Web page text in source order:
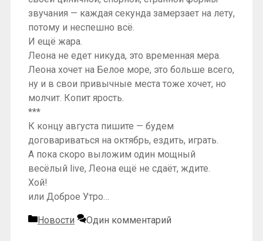
звучания — каждая секунда замерзает на лету,
потому и неспешно всё.
И ещё жара.
Леона не едет никуда, это временная мера.
Леона хочет на Белое море, это больше всего,
ну и в свои привычные места тоже хочет, но
молчит. Копит ярость.
***
К концу августа пишите — будем
договариваться на октябрь, ездить, играть.
А пока скоро выложим один мощный
весёлый live, Леона ещё не сдаёт, ждите.
Хой!
или Доброе Утро…
Рубрики
Новости Один комментарий